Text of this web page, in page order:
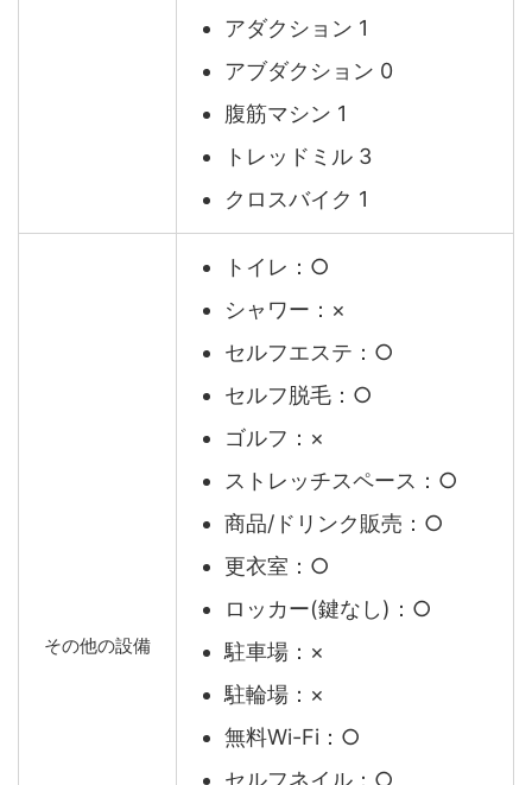
アダクション 1
アブダクション 0
腹筋マシン 1
トレッドミル 3
クロスバイク 1
その他の設備
トイレ：○
シャワー：×
セルフエステ：○
セルフ脱毛：○
ゴルフ：×
ストレッチスペース：○
商品/ドリンク販売：○
更衣室：○
ロッカー(鍵なし)：○
駐車場：×
駐輪場：×
無料Wi-Fi：○